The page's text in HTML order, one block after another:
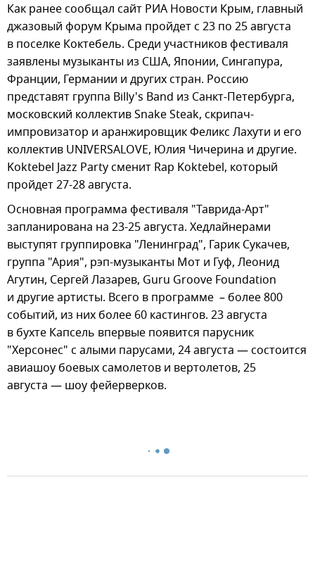
Как ранее сообщал сайт РИА Новости Крым, главный
джазовый форум Крыма пройдет с 23 по 25 августа
в поселке Коктебель. Среди участников фестиваля
заявлены музыканты из США, Японии, Сингапура,
Франции, Германии и других стран. Россию
представят группа Billy's Band из Санкт-Петербурга,
московский коллектив Snake Steak, cкрипач-
импровизатор и аранжировщик Феликс Лахути и его
коллектив UNIVERSALOVE, Юлия Чичерина и другие.
Koktebel Jazz Party сменит Rap Koktebel, который
пройдет 27-28 августа.
Основная программа фестиваля "Таврида-Арт"
запланирована на 23-25 августа. Хедлайнерами
выступят группировка "Ленинград", Гарик Сукачев,
группа "Ария", рэп-музыканты Мот и Гуф, Леонид
Агутин, Сергей Лазарев, Guru Groove Foundation
и другие артисты. Всего в программе – более 800
событий, из них более 60 кастингов. 23 августа
в бухте Капсель впервые появится парусник
"Херсонес" с алыми парусами, 24 августа — состоится
авиашоу боевых самолетов и вертолетов, 25
августа — шоу фейерверков.